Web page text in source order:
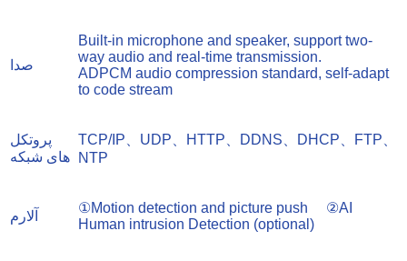
صدا
Built-in microphone and speaker, support two-
way audio and real-time transmission.
ADPCM audio compression standard, self-adapt
to code stream
پروتکل
های شبکه
TCP/IP、UDP、HTTP、DDNS、DHCP、FTP、
NTP
آلارم
①Motion detection and picture push ②AI
Human intrusion Detection (optional)